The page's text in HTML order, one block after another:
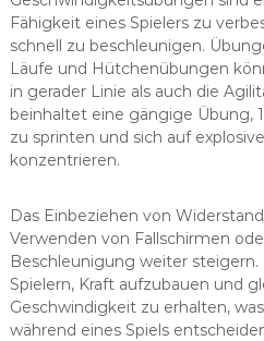
Fähigkeit eines Spielers zu
schnell zu beschleunigen.
Läufe und Hütchenübungen
in gerader Linie als auch die
beinhaltet eine gängige Übung,
zu sprinten und sich auf
konzentrieren.
Das Einbeziehen von
Verwenden von Fallschirmen
Beschleunigung weiter
Spielern, Kraft aufzubauen und
Geschwindigkeit zu erhalten,
während eines Spiels